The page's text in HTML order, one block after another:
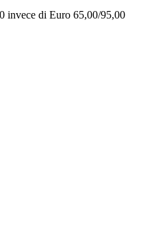
invece di Euro 65,00/95,00